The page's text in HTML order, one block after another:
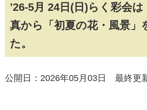
’26-5月 24日(日)らく彩会
真から「初夏の花・風景」
た。
公開日：2026年05月03日 最終更